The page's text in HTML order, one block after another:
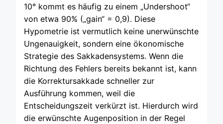
10° kommt es häufig zu einem „Undershoot“
von etwa 90% („gain“ = 0,9). Diese
Hypometrie ist vermutlich keine unerwünschte
Ungenauigkeit, sondern eine ökonomische
Strategie des Sakkadensystems. Wenn die
Richtung des Fehlers bereits bekannt ist, kann
die Korrektursakkade schneller zur
Ausführung kommen, weil die
Entscheidungszeit verkürzt ist. Hierdurch wird
die erwünschte Augenposition in der Regel